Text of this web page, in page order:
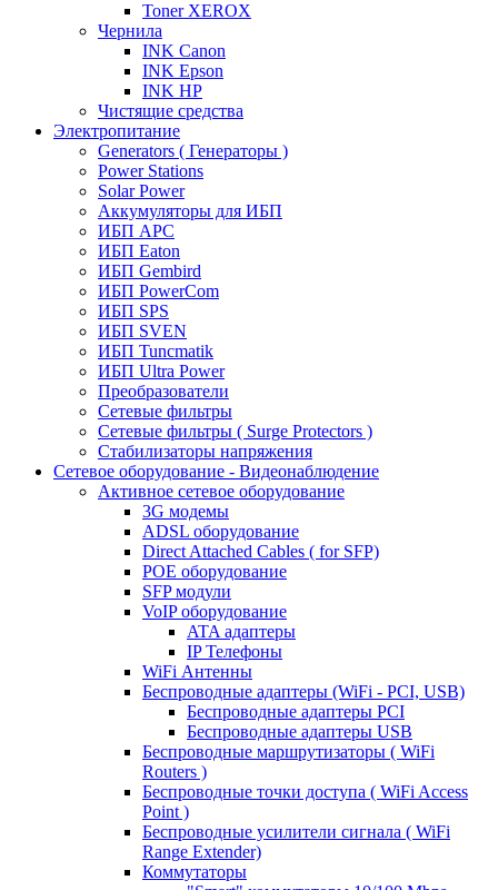
Toner XEROX
Чернила
INK Canon
INK Epson
INK HP
Чистящие средства
Электропитание
Generators ( Генераторы )
Power Stations
Solar Power
Аккумуляторы для ИБП
ИБП APC
ИБП Eaton
ИБП Gembird
ИБП PowerCom
ИБП SPS
ИБП SVEN
ИБП Tuncmatik
ИБП Ultra Power
Преобразователи
Сетевые фильтры
Сетевые фильтры ( Surge Protectors )
Стабилизаторы напряжения
Сетевое оборудование - Видеонаблюдение
Активное сетевое оборудование
3G модемы
ADSL оборудование
Direct Attached Cables ( for SFP)
POE оборудование
SFP модули
VoIP оборудование
ATA адаптеры
IP Телефоны
WiFi Антенны
Беспроводные адаптеры (WiFi - PCI, USB)
Беспроводные адаптеры PCI
Беспроводные адаптеры USB
Беспроводные маршрутизаторы ( WiFi
Routers )
Беспроводные точки доступа ( WiFi Access
Point )
Беспроводные усилители сигнала ( WiFi
Range Extender)
Коммутаторы